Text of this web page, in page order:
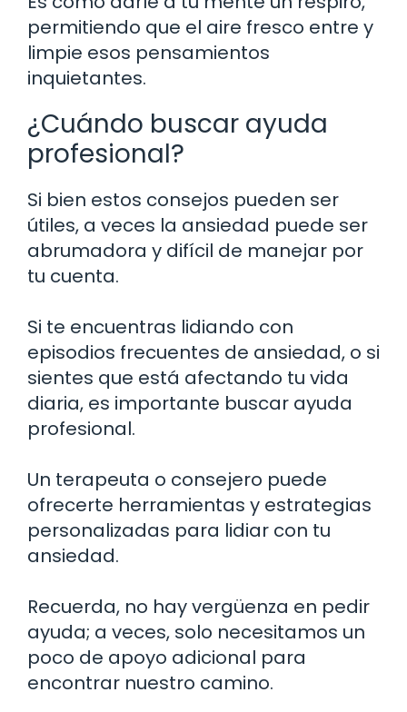
permitiendo que el aire fresco entre y
limpie esos pensamientos
inquietantes.
¿Cuándo buscar ayuda
profesional?
Si bien estos consejos pueden ser
útiles, a veces la ansiedad puede ser
abrumadora y difícil de manejar por
tu cuenta.
Si te encuentras lidiando con
episodios frecuentes de ansiedad, o si
sientes que está afectando tu vida
diaria, es importante buscar ayuda
profesional.
Un terapeuta o consejero puede
ofrecerte herramientas y estrategias
personalizadas para lidiar con tu
ansiedad.
Recuerda, no hay vergüenza en pedir
ayuda; a veces, solo necesitamos un
poco de apoyo adicional para
encontrar nuestro camino.